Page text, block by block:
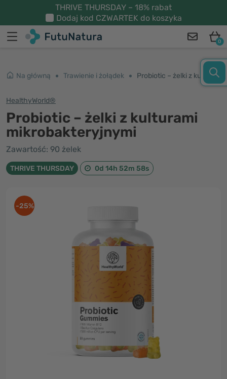
THRIVE THURSDAY – 18% rabat
Dodaj kod CZWARTEK do koszyka
0
Na główną Trawienie i żołądek Probiotic – żelki z kulturami mikrobakteryjnymi
HealthyWorld®
Probiotic – żelki z kulturami
mikrobakteryjnymi
Zawartość: 90 żelek
THRIVE THURSDAY 0d 14h 52m 57s
-25%